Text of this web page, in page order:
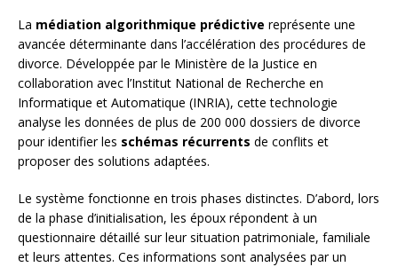
La médiation algorithmique prédictive représente une
avancée déterminante dans l’accélération des procédures de
divorce. Développée par le Ministère de la Justice en
collaboration avec l’Institut National de Recherche en
Informatique et Automatique (INRIA), cette technologie
analyse les données de plus de 200 000 dossiers de divorce
pour identifier les schémas récurrents de conflits et
proposer des solutions adaptées.
Le système fonctionne en trois phases distinctes. D’abord, lors
de la phase d’initialisation, les époux répondent à un
questionnaire détaillé sur leur situation patrimoniale, familiale
et leurs attentes. Ces informations sont analysées par un